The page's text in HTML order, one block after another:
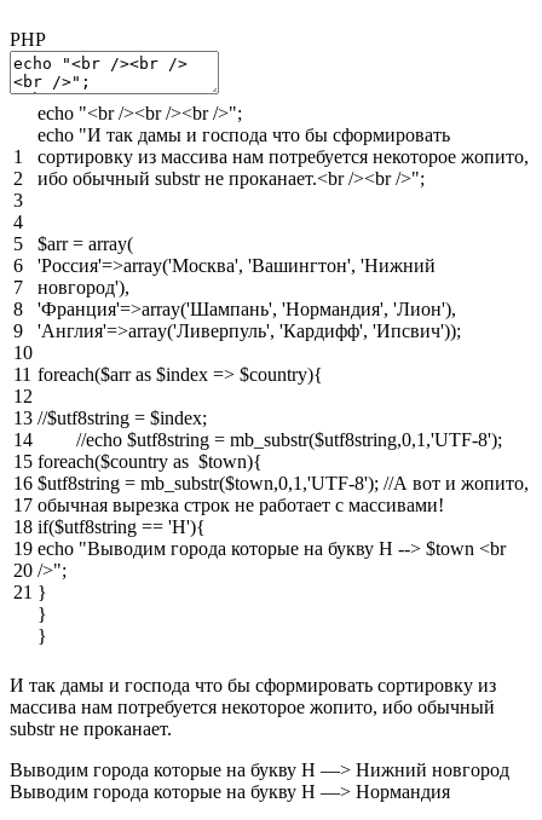
PHP
1
2
3
4
5
6
7
8
9
10
11
12
13
14
15
16
17
18
19
20
21
echo "<br /><br /><br />";
echo "И так дамы и господа что бы сформировать
сортировку из массива нам потребуется некоторое жопито,
ибо обычный substr не проканает.<br /><br />";
$arr = array(
'Россия'=>array('Москва', 'Вашингтон', 'Нижний
новгород'),
'Франция'=>array('Шампань', 'Нормандия', 'Лион'),
'Англия'=>array('Ливерпуль', 'Кардифф', 'Ипсвич'));
foreach($arr as $index => $country){
//$utf8string = $index;
//echo $utf8string = mb_substr($utf8string,0,1,'UTF-8');
foreach($country as $town){
$utf8string = mb_substr($town,0,1 ,'UTF-8'); //А вот и жопито,
обычная вырезка строк не работает с массивами!
if($utf8string == 'Н'){
echo "Выводим города которые на букву Н --> $town <br
/>";
}
}
}
И так дамы и господа что бы сформировать сортировку из
массива нам потребуется некоторое жопито, ибо обычный
substr не проканает.
Выводим города которые на букву Н —> Нижний новгород
Выводим города которые на букву Н —> Нормандия